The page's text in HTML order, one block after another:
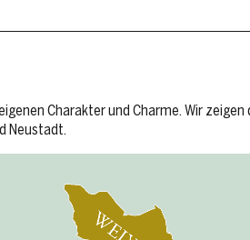
Charakter und Charme. Wir
Neustadt.